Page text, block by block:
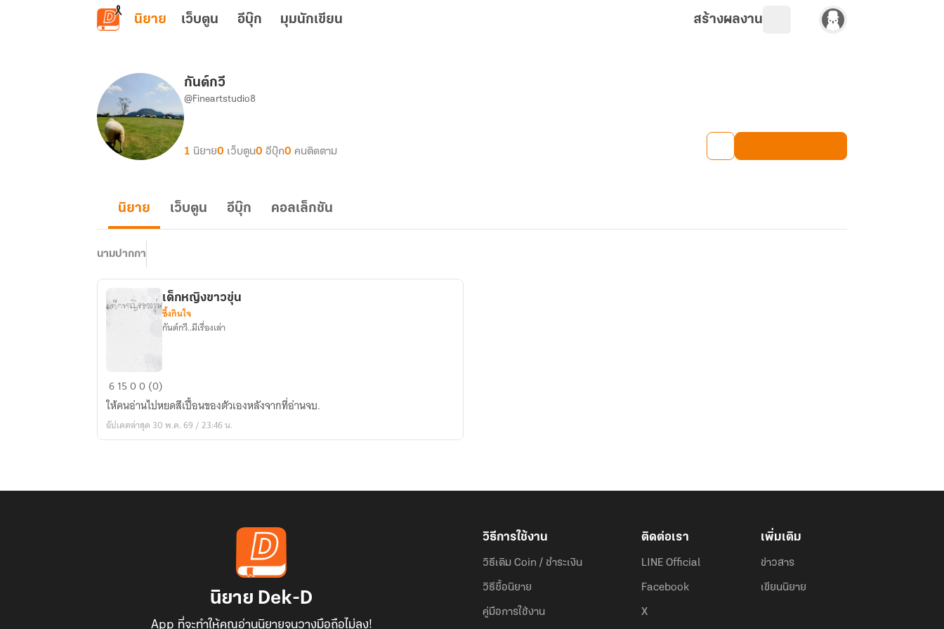
ข้ามไปยังเนื้อหาหลัก
นิยาย เว็บตูน อีบุ๊ก มุมนักเขียน สร้างผลงาน
กันต์กวี
@Fineartstudio8
1 นิยาย0 เว็บตูน0 อีบุ๊ก0 คนติดตาม
นิยาย เว็บตูน อีบุ๊ก คอลเล็กชัน
นามปากกา
เด็ก
หญิง
ขาว
ขุ่น
เด็กหญิงขาวขุ่น
ซึ้งกินใจ
กันต์กวี..มีเรื่องเล่า
61500 (0)
ให้คนอ่านไปหยดสีเปื้อนของตัวเองหลังจากที่อ่านจบ.
อัปเดตล่าสุด 30 พ.ค. 69 / 23:46 น.
นิยาย Dek-D
App ที่จะทำให้คุณอ่านนิยายจนวางมือถือไม่ลง!
วิธีการใช้งาน
วิธีเติม Coin / ชำระเงิน
วิธีซื้อนิยาย
คู่มือการใช้งาน
ติดต่อเรา
LINE Official
Facebook
X
เพิ่มเติม
ข่าวสาร
เขียนนิยาย